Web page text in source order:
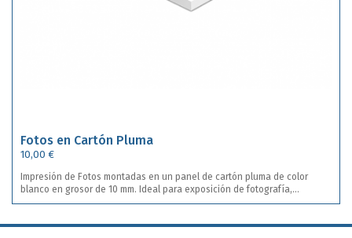
Fotos en Cartón Pluma
10,00 €
Impresión de Fotos montadas en un panel de cartón pluma de color
blanco en grosor de 10 mm. Ideal para exposición de fotografía,
presentaciones de proyectos, renders, bellas artes, dibujos e